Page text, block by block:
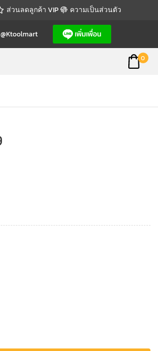
ส่วนลดลูกค้า VIP ความเป็นส่วนตัว
@ktoolmart
0